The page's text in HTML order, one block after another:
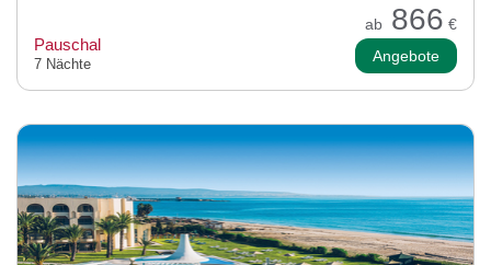
ab 866 €
Pauschal
7 Nächte Angebote